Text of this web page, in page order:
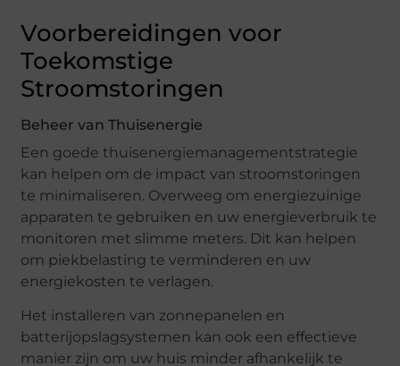
Voorbereidingen voor
Toekomstige
Stroomstoringen
Beheer van Thuisenergie
Een goede thuisenergiemanagementstrategie
kan helpen om de impact van stroomstoringen
te minimaliseren. Overweeg om energiezuinige
apparaten te gebruiken en uw energieverbruik te
monitoren met slimme meters. Dit kan helpen
om piekbelasting te verminderen en uw
energiekosten te verlagen.
Het installeren van zonnepanelen en
batterijopslagsystemen kan ook een effectieve
manier zijn om uw huis minder afhankelijk te